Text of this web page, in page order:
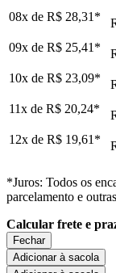
08x de R$ 28,31 *
09x de R$ 25,41 *
10x de R$ 23,09*
11x de R$ 20,24*
12x de R$ 19,61 *
*Juros: Todos os
parcelamento e
Calcular frete e
Fechar
Adicionar à sacola